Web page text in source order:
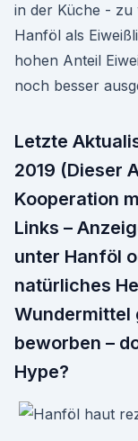
in der Küche - zu
Hanföl als
hohen Anteil
noch besser
Letzte
2019 (Dieser
Kooperation
Links –
unter Hanföl
natürliches
Wundermittel
beworben –
Hype?